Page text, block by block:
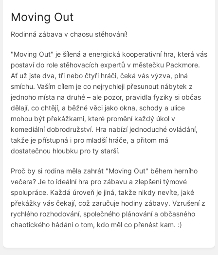
Moving Out
Rodinná zábava v chaosu stěhování!
"Moving Out" je šílená a energická kooperativní hra, která vás
postaví do role stěhovacích expertů v městečku Packmore.
Ať už jste dva, tři nebo čtyři hráči, čeká vás výzva, plná
smíchu. Vaším cílem je co nejrychleji přesunout nábytek z
jednoho místa na druhé – ale pozor, pravidla fyziky si občas
dělají, co chtějí, a běžné věci jako okna, schody a ulice
mohou být překážkami, které promění každý úkol v
komediální dobrodružství. Hra nabízí jednoduché ovládání,
takže je přístupná i pro mladší hráče, a přitom má
dostatečnou hloubku pro ty starší.
Proč by si rodina měla zahrát "Moving Out" během herního
večera? Je to ideální hra pro zábavu a zlepšení týmové
spolupráce. Každá úroveň je jiná, takže nikdy nevíte, jaké
překážky vás čekají, což zaručuje hodiny zábavy. Vzrušení z
rychlého rozhodování, společného plánování a občasného
chaotického hádání o tom, kdo měl co přenést kam. :)